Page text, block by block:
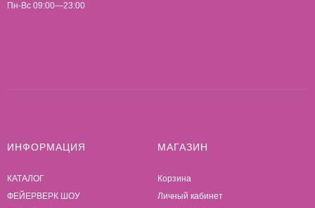
Пн-Вс 09:00—23:00
ИНФОРМАЦИЯ
КАТАЛОГ
ФЕЙЕРВЕРК ШОУ
МАГАЗИН
Корзина
Личный кабинет